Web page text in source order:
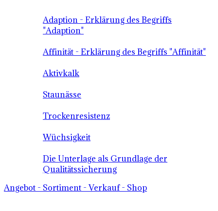
Adaption - Erklärung des Begriffs
"Adaption"
Affinität - Erklärung des Begriffs "Affinität"
Aktivkalk
Staunässe
Trockenresistenz
Wüchsigkeit
Die Unterlage als Grundlage der
Qualitätssicherung
Angebot - Sortiment - Verkauf - Shop